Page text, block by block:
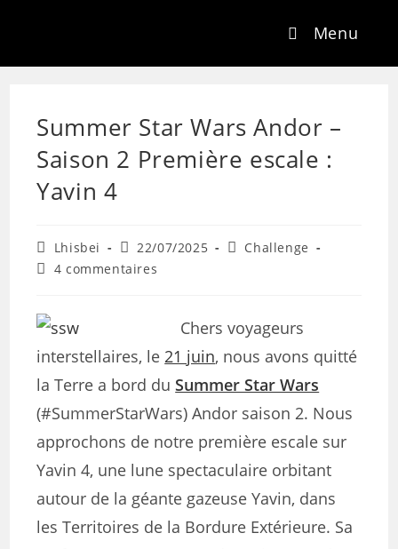
Menu
Summer Star Wars Andor –
Saison 2 Première escale :
Yavin 4
Lhisbei 22/07/2025
Challenge
4 commentaires
Chers voyageurs
interstellaires, le21 juin, nous avons quitté
la Terre a bord duSummer Star Wars
(#SummerStarWars) Andor saison 2. Nous
approchons de notre première escale sur
Yavin 4, une lune spectaculaire orbitant
autour de la géante gazeuse Yavin, dans
les Territoires de la Bordure Extérieure. Sa